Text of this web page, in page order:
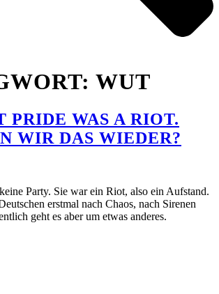
WUT
PRIDE WAS A RIOT.
WIR DAS WIEDER?
Party. Sie war ein Riot, also ein Aufstand.
erstmal nach Chaos, nach Sirenen
geht es aber um etwas anderes.